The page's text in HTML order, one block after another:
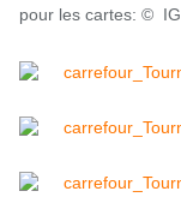
pour les cartes: ©